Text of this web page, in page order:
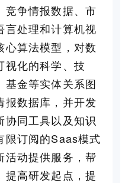
竞争情报数据、市
言处理和计算机视
心算法模型，对数
视化的科学、技
基金等实体关系图
报数据库，并开发
同工具以及知识
限订阅的Saas模式
活动提供服务，帮
提高研发起点，提